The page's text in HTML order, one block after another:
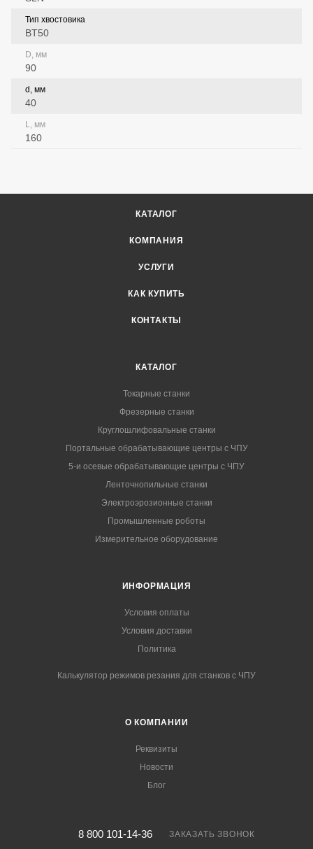
Тип хвостовика
BT50
D, мм
90
d, мм
40
L, мм
160
КАТАЛОГ
КОМПАНИЯ
УСЛУГИ
КАК КУПИТЬ
КОНТАКТЫ
КАТАЛОГ
Токарные станки
Фрезерные станки
Круглошлифовальные станки
Портальные обрабатывающие центры с ЧПУ
5-и осевые обрабатывающие центры с ЧПУ
Ленточнопильные станки
Электроэрозионные станки
Промышленные роботы
Измерительное оборудование
ИНФОРМАЦИЯ
Условия оплаты
Условия доставки
Политика
Калькулятор режимов резания для станков с ЧПУ
О КОМПАНИИ
Реквизиты
Новости
Блог
8 800 101-14-36 ЗАКАЗАТЬ ЗВОНОК